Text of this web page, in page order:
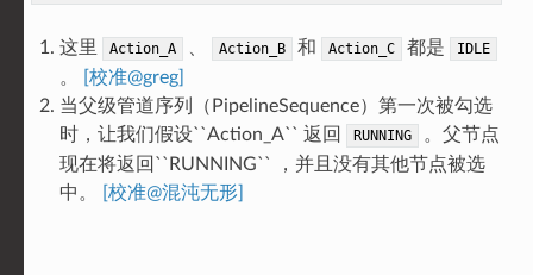
这里 Action_A Action_B 和 Action_C 都是 IDLE
。
[校准@greg]
当父级管道序列（PipelineSequence）第一次被勾选
时，让我们假设``Action_A`` 返回
RUNNING
。父节点
现在将返回``RUNNING`` ，并且没有其他节点被选
中。
[校准@混沌无形]